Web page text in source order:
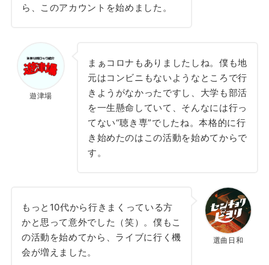
ら、このアカウントを始めました。
遊津場
まぁコロナもありましたしね。僕も地
元はコンビニもないようなところで行
きようがなかったですし、大学も部活
を一生懸命していて、そんなには行っ
てない“聴き専”でしたね。本格的に行
き始めたのはこの活動を始めてからで
す。
選曲日和
もっと10代から行きまくっている方
かと思って意外でした（笑）。僕もこ
の活動を始めてから、ライブに行く機
会が増えました。